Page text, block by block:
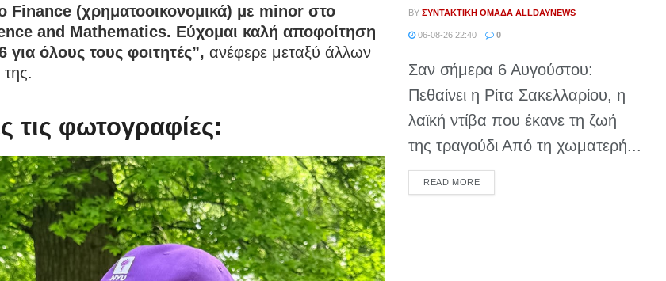
Finance (χρηματοοικονομικά) με minor στο
and Mathematics. Εύχομαι καλή αποφοίτηση
για όλους τους φοιτητές”, ανέφερε μεταξύ άλλων
τις φωτογραφίες:
BY ΣΥΝΤΑΚΤΙΚΉ ΟΜΆΔΑ ALLDAYNEWS
06-08-26 22:40 0
Σαν σήμερα 6 Αυγούστου:
Πεθαίνει η Ρίτα Σακελλαρίου, η
λαϊκή ντίβα που έκανε τη ζωή
της τραγούδι Από τη χωματερή...
READ MOREDETAILS